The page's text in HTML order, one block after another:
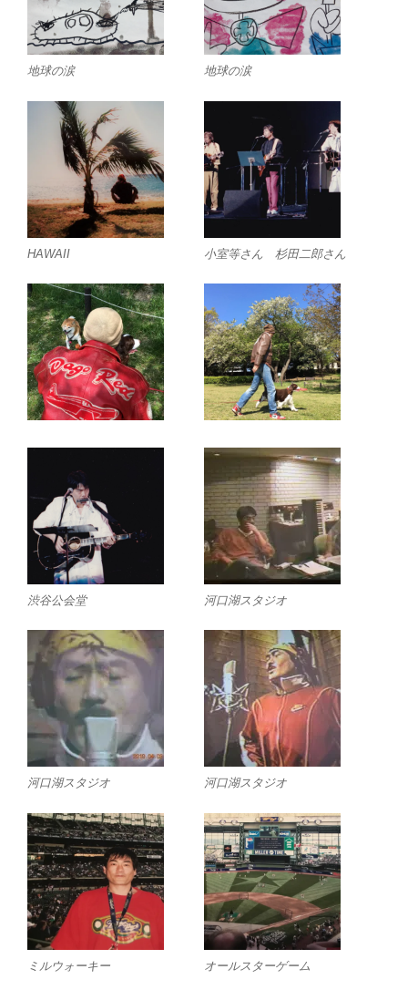
地球の涙 地球の涙
HAWAII 小室等さん 杉田二郎さん
渋谷公会堂 河口湖スタジオ
河口湖スタジオ 河口湖スタジオ
ミルウォーキー オールスターゲーム